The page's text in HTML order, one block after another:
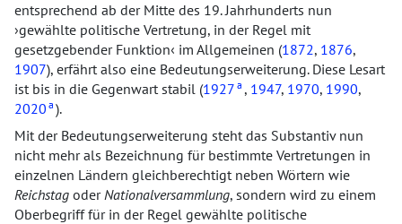
entsprechend ab der Mitte des 19. Jahrhunderts nun
gewählte politische Vertretung, in der Regel mit
gesetzgebender Funktion im Allgemeinen (1872, 1876,
1907), erfährt also eine Bedeutungserweiterung. Diese Lesart
ist bis in die Gegenwart stabil (1927 a , 1947, 1970, 1990,
2020 a ).
Mit der Bedeutungserweiterung steht das Substantiv nun
nicht mehr als Bezeichnung für bestimmte Vertretungen in
einzelnen Ländern gleichberechtigt neben Wörtern wie
Reichstag oderNationalversammlung, sondern wird zu einem
Oberbegriff für in der Regel gewählte politische